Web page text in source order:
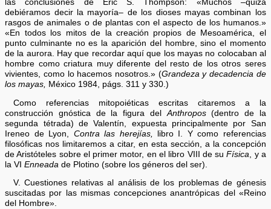
las conclusiones de Eric S. Thompson: «Muchos –quizá
debiéramos decir la mayoría– de los dioses mayas combinan los
rasgos de animales o de plantas con el aspecto de los humanos.»
«En todos los mitos de la creación propios de Mesoamérica, el
punto culminante no es la aparición del hombre, sino el momento
de la aurora. Hay que recordar aquí que los mayas no colocaban al
hombre como criatura muy diferente del resto de los otros seres
vivientes, como lo hacemos nosotros.» (Grandeza y decadencia de
los mayas, México 1984, págs. 311 y 330.)
Como referencias mitopoiéticas escritas citaremos a la
construcción gnóstica de la figura del Anthropos(dentro de la
segunda tétrada) de Valentín, expuesta principalmente por San
Ireneo de Lyon, Contra las herejías,
libro I. Y como referencias
filosóficas nos limitaremos a citar, en esta sección, a la concepción
de Aristóteles sobre el primer motor, en el libro VIII de suFísica , y a
la VIEnneada de Plotino (sobre los géneros del ser).
V. Cuestiones relativas al análisis de los problemas de génesis
suscitadas por las mismas concepciones anantrópicas del «Reino
del Hombre».